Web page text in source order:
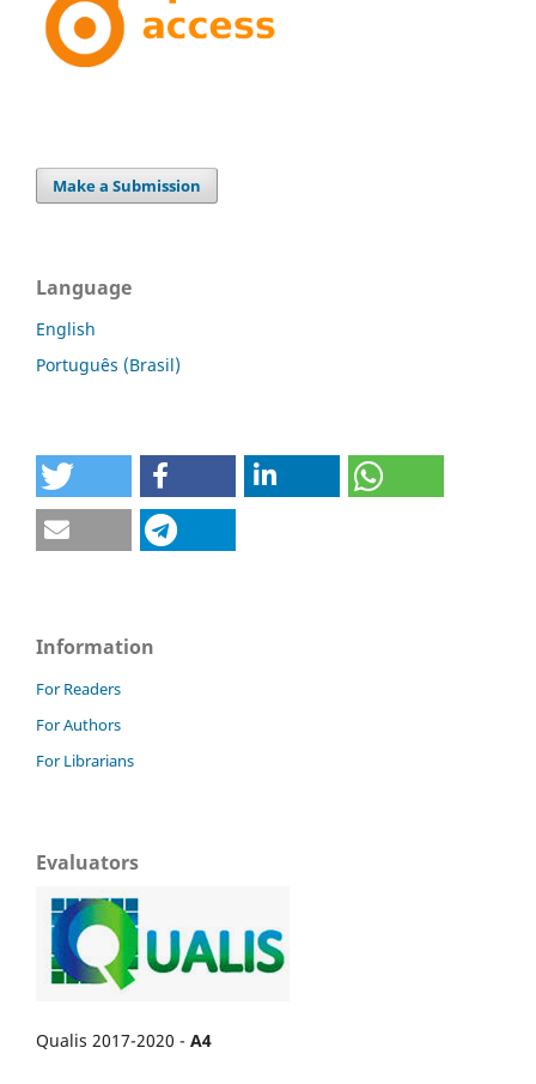
Make a Submission
Language
English
Português (Brasil)
Information
For Readers
For Authors
For Librarians
Evaluators
Qualis 2017-2020 - A4